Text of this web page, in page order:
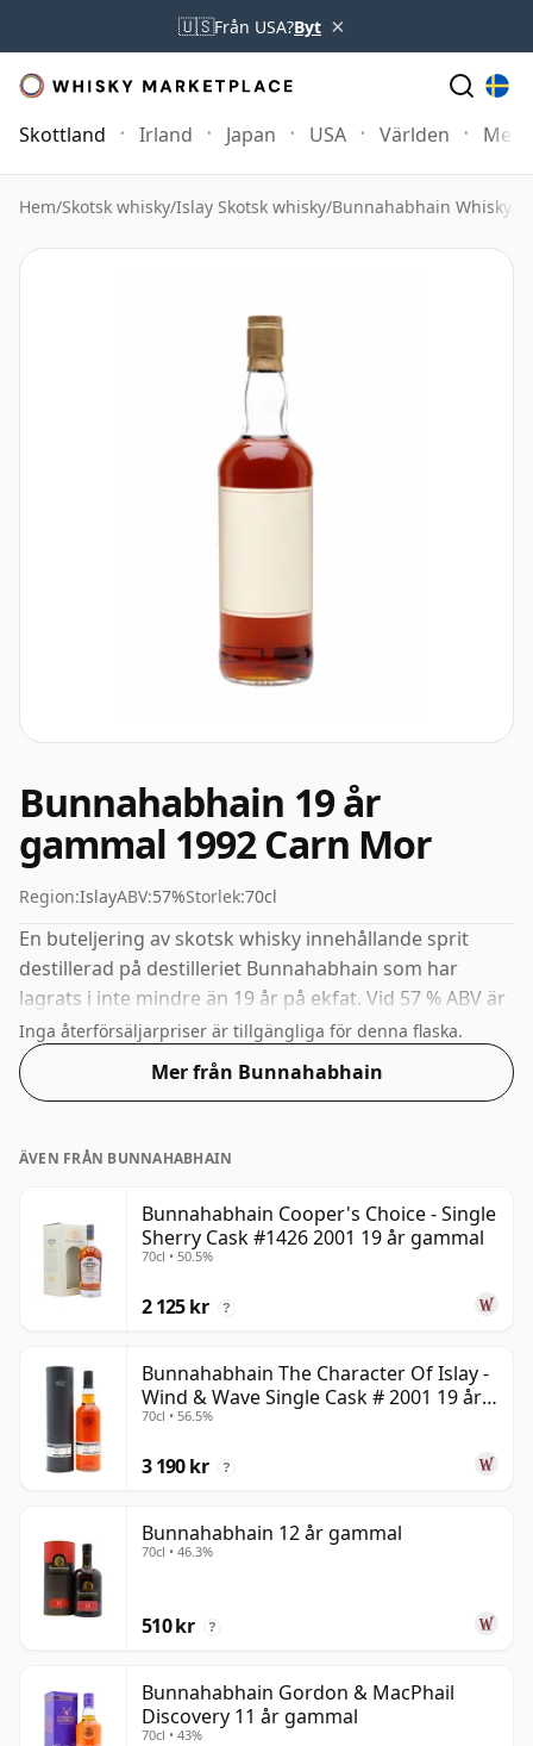
🇺🇸Från USA?Byt ×
Skottland Irland Japan USA Världen Mer
Hem/Skotsk whisky/Islay Skotsk whisky/Bunnahabhain Whisky
Bunnahabhain 19 år
gammal 1992 Carn Mor
Region:IslayABV:57%Storlek:70cl
En buteljering av skotsk whisky innehållande sprit
destillerad på destilleriet Bunnahabhain som har
lagrats i inte mindre än 19 år på ekfat. Vid 57 % ABV är
denna alkoholhalt mer än acceptabel. Buteljerad i
standardutgåvans storlek på 70cl.
Inga återförsäljarpriser är tillgängliga för denna flaska.
Mer från Bunnahabhain
ÄVEN FRÅN BUNNAHABHAIN
Bunnahabhain Cooper's Choice - Single
Sherry Cask #1426 2001 19 år gammal
70cl • 50.5%
2 125 kr ?
Bunnahabhain The Character Of Islay -
Wind & Wave Single Cask # 2001 19 år
gammal
70cl • 56.5%
3 190 kr ?
Bunnahabhain 12 år gammal
70cl • 46.3%
510 kr ?
Bunnahabhain Gordon & MacPhail
Discovery 11 år gammal
70cl • 43%